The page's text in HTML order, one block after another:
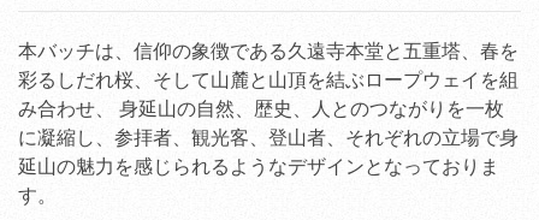
本バッチは、信仰の象徴である久遠寺本堂と五重塔、春を
彩るしだれ桜、そして山麓と山頂を結ぶロープウェイを組
み合わせ、 身延山の自然、歴史、人とのつながりを一枚
に凝縮し、参拝者、観光客、登山者、それぞれの立場で身
延山の魅力を感じられるようなデザインとなっておりま
す。